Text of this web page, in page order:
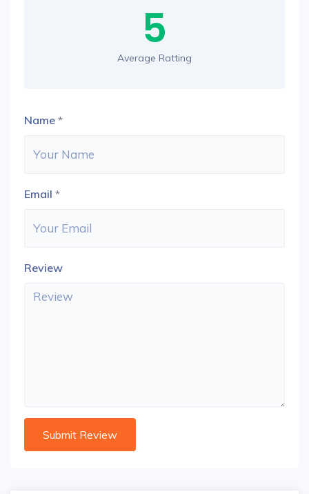
5
Average Ratting
Name *
Email *
Review